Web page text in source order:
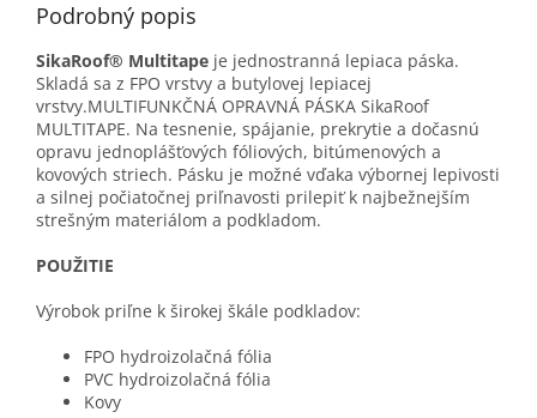
Podrobný popis
SikaRoof® Multitape je jednostranná lepiaca páska.
Skladá sa z FPO vrstvy a butylovej lepiacej
vrstvy.MULTIFUNKČNÁ OPRAVNÁ PÁSKA SikaRoof
MULTITAPE. Na tesnenie, spájanie, prekrytie a dočasnú
opravu jednoplášťových fóliových, bitúmenových a
kovových striech. Pásku je možné vďaka výbornej lepivosti
a silnej počiatočnej priľnavosti prilepiť k najbežnejším
strešným materiálom a podkladom.
POUŽITIE
Výrobok priľne k širokej škále podkladov:
FPO hydroizolačná fólia
PVC hydroizolačná fólia
Kovy